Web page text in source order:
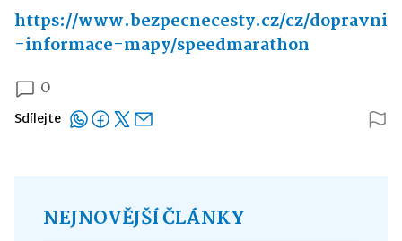
https://www.bezpecnecesty.cz/cz/dopravni
-informace-mapy/speedmarathon
0
Sdílejte
NEJNOVĚJŠÍ ČLÁNKY